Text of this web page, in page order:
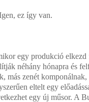
ez így van.
egy produkció
néhány hónapra és
más zenét
eltelt egy
egy új műsor. A